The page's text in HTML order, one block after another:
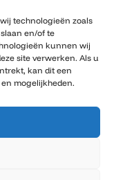
technologieën zoals
en/of te
kunnen wij
site verwerken. Als u
kan dit een
mogelijkheden.